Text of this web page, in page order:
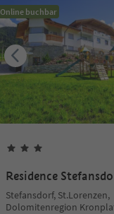
Online buchbar
Residence
Stefansdorf, St.Lorenzen,
Dolomitenregion